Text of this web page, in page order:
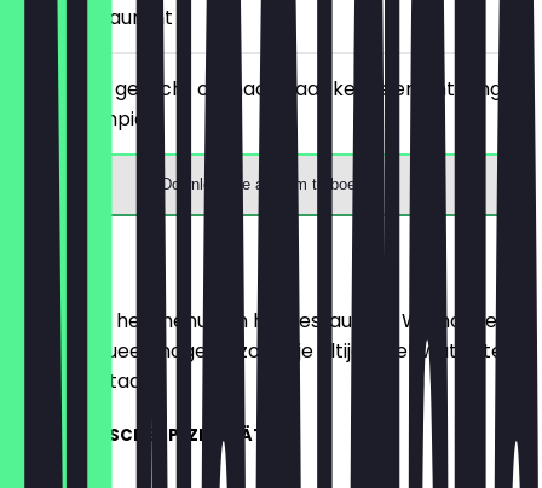
in het restaurant
Bestel een gerecht of snack naar keuze en ontvang
gratis loempia's.
Download de app om te boeken
Menu
Hier vind je het menu van het restaurant. We houden
het zo actueel mogelijk, zodat je altijd weet wat je te
wachten staat.
VIETNAMESISCHE SPEZIALITÄTEN